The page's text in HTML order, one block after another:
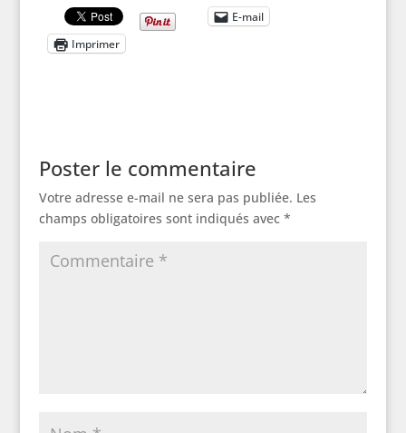
E-mail
Imprimer
Poster le commentaire
Votre adresse e-mail ne sera pas publiée. Les
champs obligatoires sont indiqués avec *